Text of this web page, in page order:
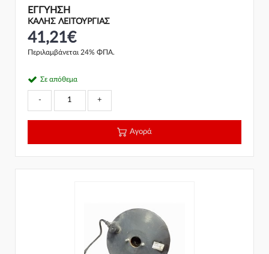
ΕΓΓΎΗΣΗ
ΚΑΛΗΣ ΛΕΙΤΟΥΡΓΙΑΣ
41,21€
Περιλαμβάνεται 24% ΦΠΑ.
Σε απόθεμα
- +
Αγορά